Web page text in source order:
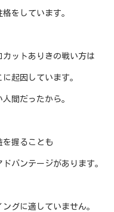
をしています。
ットありきの戦い方は
起因しています。
間だったから。
を握ることも
バンテージがあります。
グに適していません。